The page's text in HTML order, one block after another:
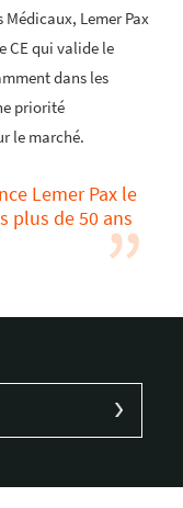
Lemer Pax
CE qui valide le
dans les
priorité
le marché.
Lemer Pax le
plus de 50 ans